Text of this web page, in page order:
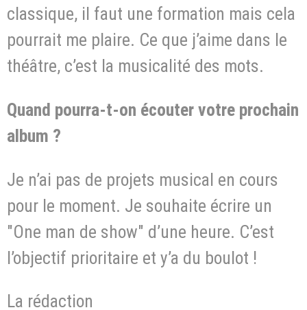
classique, il faut une formation mais cela
pourrait me plaire. Ce que j’aime dans le
théâtre, c’est la musicalité des mots.
Quand pourra-t-on écouter votre prochain
album ?
Je n’ai pas de projets musical en cours
pour le moment. Je souhaite écrire un
"One man de show" d’une heure. C’est
l’objectif prioritaire et y’a du boulot !
La rédaction